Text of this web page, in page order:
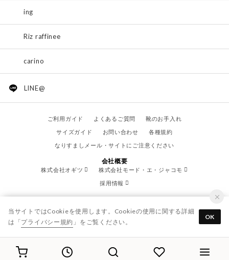
ing
Riz raffinee
carino
LINE@
ご利用ガイド よくあるご質問
靴のお手入れ
サイズガイド
お問い合わせ
各種規約
なりすましメール・サイトにご注意ください
会社概要
株式会社オギツ
株式会社モード・エ・ジャコモ
採用情報
© OGITSU CO.,LTD. / All Right Reserved.
当サイトではCookieを使用します。Cookieの使用に関する詳細
は「プライバシー規約 」をご覧ください。
OK